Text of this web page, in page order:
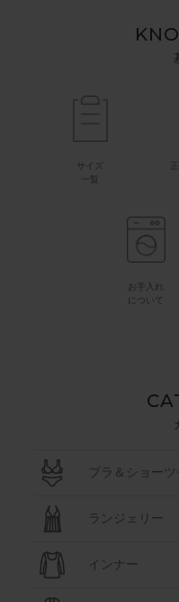
サイズ
一覧
お手入れ
について
ブラ＆ショーツ
ランジェリー
インナー